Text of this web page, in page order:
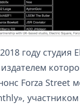
году студия
Forza Street